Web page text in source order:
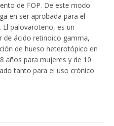
de FOP. De este modo
en ser aprobada para el
palovaroteno, es un
de ácido retinoico gamma,
de hueso heterotópico en
años para mujeres y de 10
tanto para el uso crónico